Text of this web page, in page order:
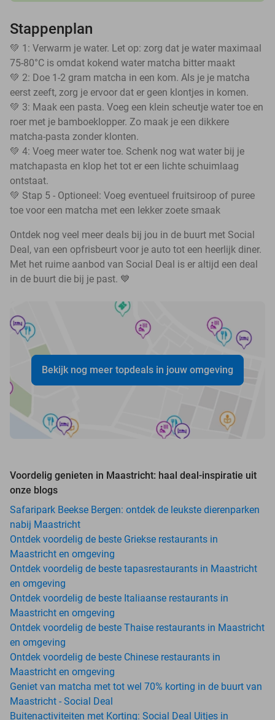
Stappenplan
💚 1: Verwarm je water. Let op: zorg dat je water maximaal
75-80°C is omdat kokend water matcha bitter maakt
💚 2: Doe 1-2 gram matcha in een kom. Als je je matcha
eerst zeeft, zorg je ervoor dat er geen klontjes in komen.
💚 3: Maak een pasta. Voeg een klein scheutje water toe en
roer met je bamboeklopper. Zo maak je een dikkere
matcha-pasta zonder klonten.
💚 4: Voeg meer water toe. Schenk nog wat water bij je
matchapasta en klop het tot er een lichte schuimlaag
ontstaat.
💚 Stap 5 - Optioneel: Voeg eventueel fruitsiroop of puree
toe voor een matcha met een lekker zoete smaak
Ontdek nog veel meer deals bij jou in de buurt met Social
Deal, van een opfrisbeurt voor je auto tot een heerlijk diner.
Met het ruime aanbod van Social Deal is er altijd een deal
in de buurt die bij je past. 💙
Bekijk nog meer topdeals in jouw omgeving
Voordelig genieten in Maastricht: haal deal-inspiratie uit
onze blogs
Safaripark Beekse Bergen: ontdek de leukste dierenparken
nabij Maastricht
Ontdek voordelig de beste Griekse restaurants in
Maastricht en omgeving
Ontdek voordelig de beste tapasrestaurants in Maastricht
en omgeving
Ontdek voordelig de beste Italiaanse restaurants in
Maastricht en omgeving
Ontdek voordelig de beste Thaise restaurants in Maastricht
en omgeving
Ontdek voordelig de beste Chinese restaurants in
Maastricht en omgeving
Geniet van matcha met tot wel 70% korting in de buurt van
Maastricht - Social Deal
Buitenactiviteiten met Korting: Social Deal Uitjes in